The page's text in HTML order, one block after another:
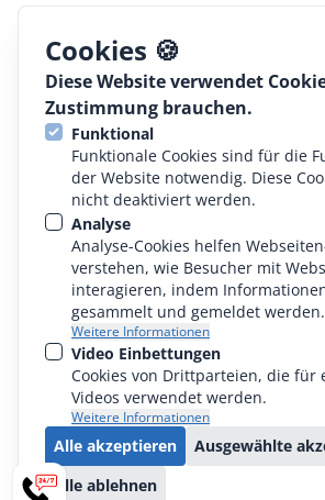
Cookies 🍪
Diese Website verwendet
Zustimmung brauchen.
Funktional
Funktionale Cookies sind für die
der Website notwendig. Diese
nicht deaktiviert werden.
Analyse
Analyse-Cookies helfen
verstehen, wie Besucher mit
interagieren, indem
gesammelt und gemeldet werden.
Weitere Informationen
Video Einbettungen
Cookies von Drittparteien, die für
Videos verwendet werden.
Weitere Informationen
Alle akzeptieren
Ausgewählte
Alle ablehnen
Rechtliches
Konformitätserklärung
Datenschutz
Impressum
© 2024 - 2026 ALPMA Alpenland